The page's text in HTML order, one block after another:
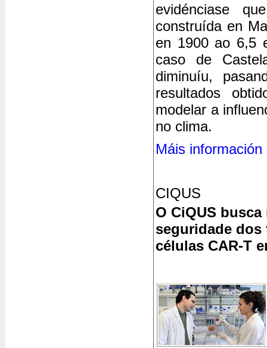
evidénciase
construída en
en 1900 ao 6,5
caso de
diminuíu,
resultados
modelar a
no clima.
Máis información
CIQUS
O CiQUS
seguridade dos
células CAR-T